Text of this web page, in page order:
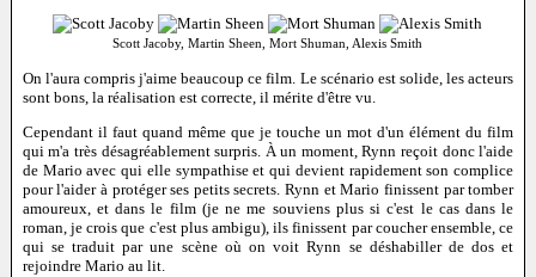
Scott Jacoby, Martin Sheen, Mort Shuman, Alexis Smith
On l'aura compris j'aime beaucoup ce film. Le scénario est solide, les acteurs
sont bons, la réalisation est correcte, il mérite d'être vu.
Cependant il faut quand même que je touche un mot d'un élément du film
qui m'a très désagréablement surpris. À un moment, Rynn reçoit donc l'aide
de Mario avec qui elle sympathise et qui devient rapidement son complice
pour l'aider à protéger ses petits secrets. Rynn et Mario finissent par tomber
amoureux, et dans le film (je ne me souviens plus si c'est le cas dans le
roman, je crois que c'est plus ambigu), ils finissent par coucher ensemble, ce
qui se traduit par une scène où on voit Rynn se déshabiller de dos et
rejoindre Mario au lit.